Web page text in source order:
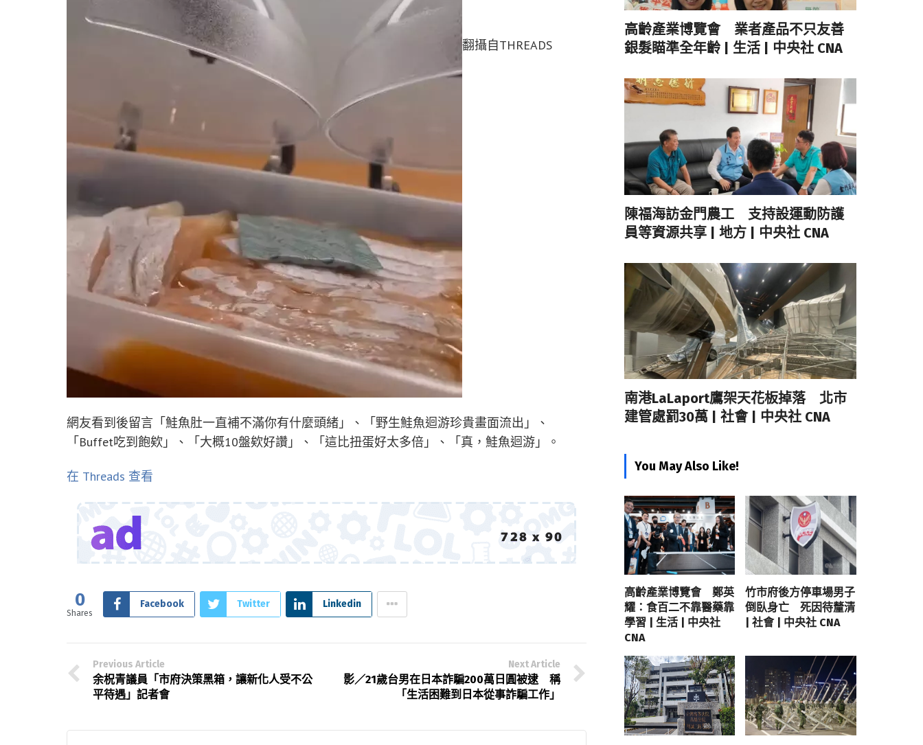
翻攝自THREADS
網友看到後留言「鮭魚肚一直補不滿你有什麼頭緒」、「野生鮭魚迴游珍貴畫面流出」、
「Buffet吃到飽欸」、「大概10盤欸好讚」、「這比扭蛋好太多倍」、「真，鮭魚迴游」。
在 Threads 查看
0
Shares
Facebook Twitter Linkedin
Previous Article
余柷青議員「市府決策黑箱，讓新化人受不公
平待遇」記者會
Next Article
影／21歲台男在日本詐騙200萬日圓被逮 稱
「生活困難到日本從事詐騙工作」
高齡產業博覽會 業者產品不只友善
銀髮瞄準全年齡 | 生活 | 中央社 CNA
陳福海訪金門農工 支持設運動防護
員等資源共享 | 地方 | 中央社 CNA
南港LaLaport鷹架天花板掉落 北市
建管處罰30萬 | 社會 | 中央社 CNA
You May Also Like!
高齡產業博覽會 鄭英
耀：食百二不靠醫藥靠
學習 | 生活 | 中央社
CNA
竹市府後方停車場男子
倒臥身亡 死因待釐清
| 社會 | 中央社 CNA